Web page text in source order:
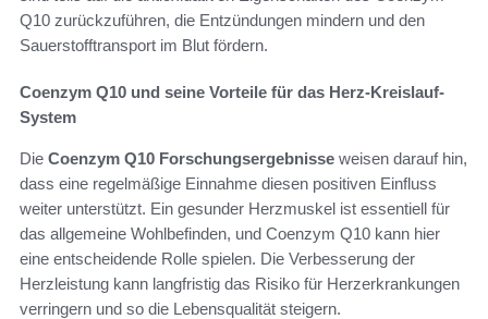
Q10 zurückzuführen, die Entzündungen mindern und den
Sauerstofftransport im Blut fördern.
Coenzym Q10 und seine Vorteile für das Herz-Kreislauf-
System
Die Coenzym Q10 Forschungsergebnisse weisen darauf hin,
dass eine regelmäßige Einnahme diesen positiven Einfluss
weiter unterstützt. Ein gesunder Herzmuskel ist essentiell für
das allgemeine Wohlbefinden, und Coenzym Q10 kann hier
eine entscheidende Rolle spielen. Die Verbesserung der
Herzleistung kann langfristig das Risiko für Herzerkrankungen
verringern und so die Lebensqualität steigern.